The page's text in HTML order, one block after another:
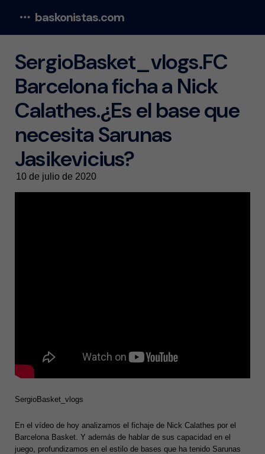
baskonistas.com
SergioBasket_vlogs.FC
Barcelona ficha a Nick
Calathes.¿Es el base que
necesita Sarunas
Jasikevicius?
10 de julio de 2020
SergioBasket_vlogs
En el vídeo de hoy analizamos el fichaje de Nick Calathes por el
Barcelona Basket. Y además de hablar de sus capacidad en el
juego, profundizamos en el estilo de bases que ha tenido Sarunas